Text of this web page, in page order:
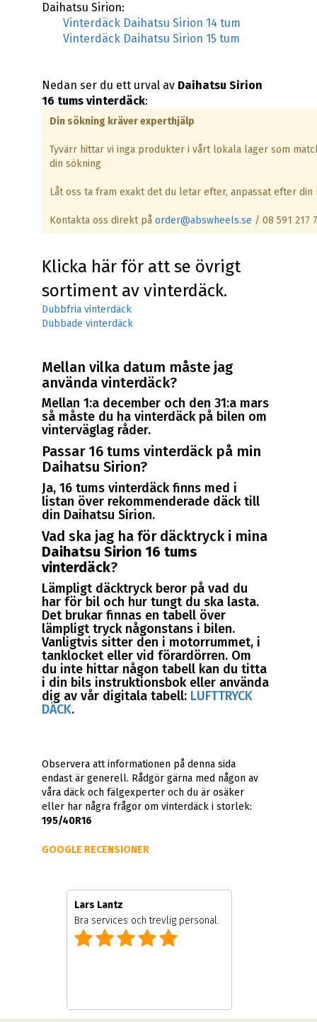
Daihatsu Sirion:
Vinterdäck Daihatsu Sirion 14 tum
Vinterdäck Daihatsu Sirion 15 tum
Nedan ser du ett urval av Daihatsu Sirion
16 tums vinterdäck:
Din sökning kräver experthjälp
Tyvärr hittar vi inga produkter i vårt lokala lager som
din sökning
Låt oss ta fram exakt det du letar efter, anpassat efter din
Kontakta oss direkt påorder@abswheels.se / 08 591 217
Klicka här för att se övrigt
sortiment av vinterdäck.
Dubbfria vinterdäck
Dubbade vinterdäck
Mellan vilka datum måste jag
använda vinterdäck?
Mellan 1:a december och den 31:a mars
så måste du ha vinterdäck på bilen om
vinterväglag råder.
Passar 16 tums vinterdäck på min
Daihatsu Sirion?
Ja, 16 tums vinterdäck finns med i
listan över rekommenderade däck till
din Daihatsu Sirion.
Vad ska jag ha för däcktryck i mina
Daihatsu Sirion 16 tums
vinterdäck?
Lämpligt däcktryck beror på vad du
har för bil och hur tungt du ska lasta.
Det brukar finnas en tabell över
lämpligt tryck någonstans i bilen.
Vanligtvis sitter den i motorrummet, i
tanklocket eller vid förardörren. Om
du inte hittar någon tabell kan du titta
i din bils instruktionsbok eller använda
dig av vår digitala tabell: LUFTTRYCK
DÄCK.
Observera att informationen på denna sida
endast är generell. Rådgör gärna med någon av
våra däck och fälgexperter och du är osäker
eller har några frågor om vinterdäck i storlek:
195/40R16
GOOGLE RECENSIONER
Lars Lantz
Bra services och trevlig personal.